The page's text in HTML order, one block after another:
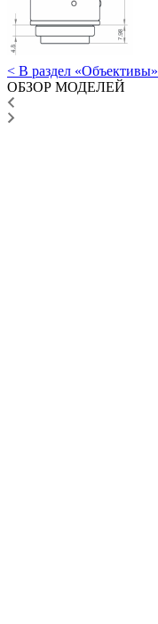
< В раздел «Объективы»
ОБЗОР МОДЕЛЕЙ